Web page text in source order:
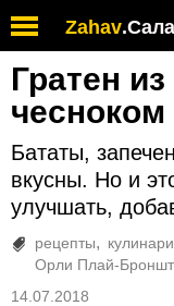
Zahav.
Гратен
Бататы,
вкусны. Но и
улучшать,
рецепты
Орли Плай-
14.07.2018